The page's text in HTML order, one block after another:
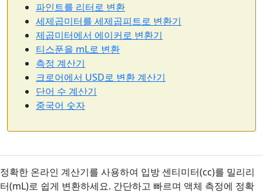
파인트를 리터로 변환
세제곱미터를 세제곱피트로 변환기
제곱미터에서 에이커로 변환기
티스푼을 mL로 변환
측정 계산기
크로어에서 USD로 변환 계산기
단어 수 계산기
중국어 숫자
정확한 온라인 계산기를 사용하여 입방 센티미터(cc)를 밀리리
터(mL)로 쉽게 변환하세요. 간단하고 빠르며 액체 측정에 정확